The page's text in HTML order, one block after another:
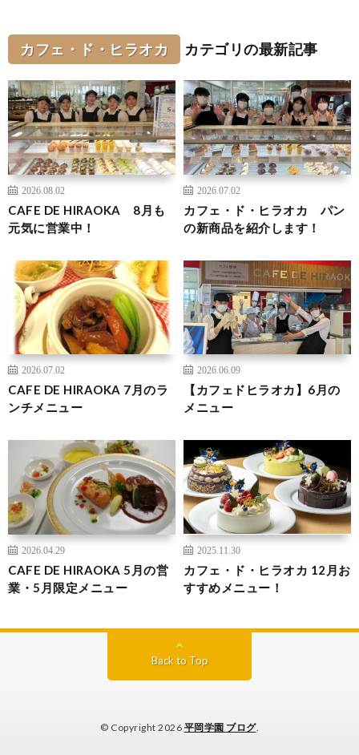
カフェ・ド・ヒラオカ カテゴリの最新記事
2026.08.02
CAFE DE HIRAOKA 8月も
元気に営業中！
2026.07.02
カフェ・ド・ヒラオカ パン
の新商品を紹介します！
2026.07.02
CAFE DE HIRAOKA 7月のラ
ンチメニュー
2026.06.09
【カフェドヒラオカ】6月の
メニュー
2026.04.29
CAFE DE HIRAOKA 5月の営
業・5月限定メニュー
2025.11.30
カフェ・ド・ヒラオカ 12月お
すすめメニュー！
Back to Top
© Copyright 2026 平岡学園 ブログ.